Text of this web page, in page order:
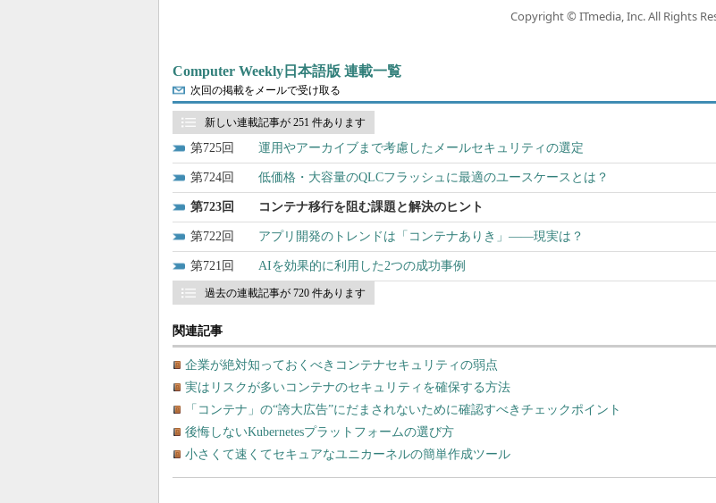
Copyright © ITmedia, Inc. All Rights
Computer Weekly日本語版 連載一覧
次回の掲載をメールで受け取る
新しい連載記事が 251 件あります
725 運用やアーカイブまで考慮したメールセキュリティの選定
724 低価格・大容量のQLCフラッシュに最適のユースケースとは？
723 コンテナ移行を阻む課題と解決のヒント
722 アプリ開発のトレンドは「コンテナありき」――現実は？
721 AIを効果的に利用した2つの成功事例
過去の連載記事が 720 件あります
関連記事
企業が絶対知っておくべきコンテナセキュリティの弱点
実はリスクが多いコンテナのセキュリティを確保する方法
「コンテナ」の“誇大広告”にだまされないために確認すべきチェックポイント
後悔しないKubernetesプラットフォームの選び方
小さくて速くてセキュアなユニカーネルの簡単作成ツール